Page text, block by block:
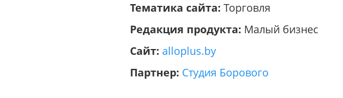
Тематика сайта: Торговля
Редакция продукта: Малый бизнес
Сайт: alloplus.by
Партнер: Студия Борового